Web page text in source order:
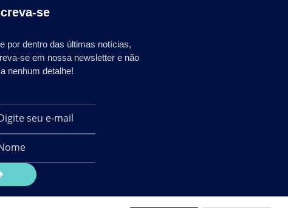
se
por dentro das últimas notícias,
se em nossa newsletter e não
nenhum detalhe!